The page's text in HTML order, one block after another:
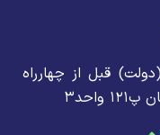
قبل از چهارراه